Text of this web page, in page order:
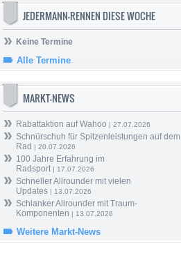
JEDERMANN-RENNEN DIESE WOCHE
Keine Termine
Alle Termine
MARKT-NEWS
Rabattaktion auf Wahoo | 27.07.2026
Schnürschuh für Spitzenleistungen auf dem
Rad | 20.07.2026
100 Jahre Erfahrung im
Radsport| 17.07.2026
Schneller Allrounder mit vielen
Updates | 13.07.2026
Schlanker Allrounder mit Traum-
Komponenten | 13.07.2026
Weitere Markt-News